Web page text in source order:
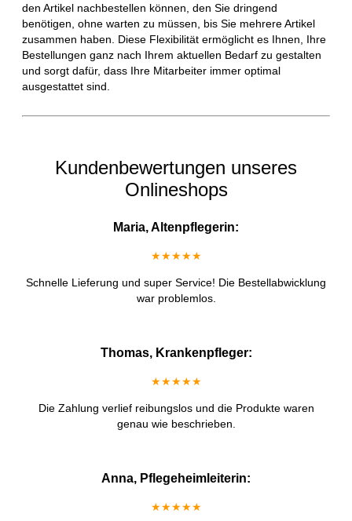
den Artikel nachbestellen können, den Sie dringend
benötigen, ohne warten zu müssen, bis Sie mehrere Artikel
zusammen haben. Diese Flexibilität ermöglicht es Ihnen, Ihre
Bestellungen ganz nach Ihrem aktuellen Bedarf zu gestalten
und sorgt dafür, dass Ihre Mitarbeiter immer optimal
ausgestattet sind.
Kundenbewertungen unseres
Onlineshops
Maria, Altenpflegerin:
★★★★★
Schnelle Lieferung und super Service! Die Bestellabwicklung
war problemlos.
Thomas, Krankenpfleger:
★★★★★
Die Zahlung verlief reibungslos und die Produkte waren
genau wie beschrieben.
Anna, Pflegeheimleiterin:
★★★★★